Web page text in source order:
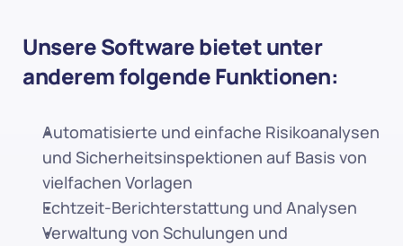
Unsere Software bietet unter
anderem folgende Funktionen:
Automatisierte und einfache Risikoanalysen
und Sicherheitsinspektionen auf Basis von
vielfachen Vorlagen
Echtzeit-Berichterstattung und Analysen
Verwaltung von Schulungen und